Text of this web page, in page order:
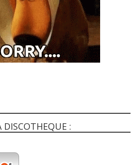
DISCOTHEQUE :